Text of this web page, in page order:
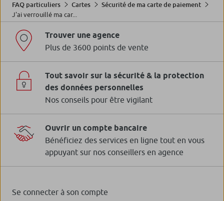
FAQ particuliers Cartes
Sécurité de ma carte de paiement
J'ai verrouillé ma car...
Trouver une agence
Plus de 3600 points de vente
Tout savoir sur la sécurité & la protection
des données personnelles
Nos conseils pour être vigilant
Ouvrir un compte bancaire
Bénéficiez des services en ligne tout en vous
appuyant sur nos conseillers en agence
Se connecter à son compte